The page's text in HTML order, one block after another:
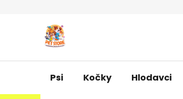
Psi Kočky Hlodavci